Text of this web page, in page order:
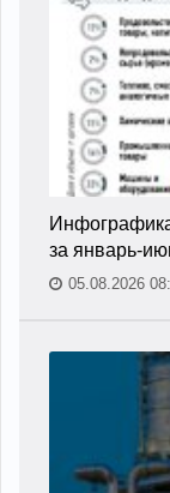
за январь-
05.08.2026